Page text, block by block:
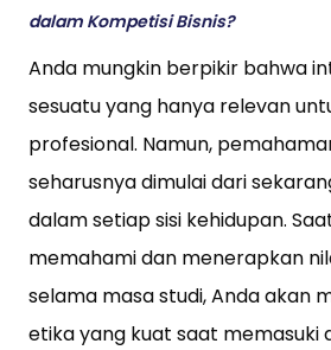
dalam Kompetisi Bisnis?
Anda mungkin berpikir bahwa
sesuatu yang hanya relevan
profesional. Namun,
seharusnya dimulai dari
dalam setiap sisi kehidupan.
memahami dan menerapkan
selama masa studi, Anda akan
etika yang kuat saat memasuki